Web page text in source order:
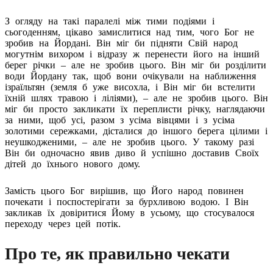
З огляду на такі паралелі між тими подіями і
сьогоденням, цікаво замислитися над тим, чого Бог не
зробив на Йордані. Він міг би підняти Свій народ
могутнім вихором і відразу ж перенести його на інший
берег річки – але не зробив цього. Він міг би розділити
води Йордану так, щоб вони очікували на наближення
ізраїльтян (земля б уже висохла, і Він міг би встелити
їхній шлях травою і ліліями), – але не зробив цього. Він
міг би просто закликати їх переплисти річку, наглядаючи
за ними, щоб усі, разом з усіма вівцями і з усіма
золотими сережками, дісталися до іншого берега цілими і
неушкодженими, – але не зробив цього. У такому разі
Він би одночасно явив диво й успішно доставив Своїх
дітей до їхнього нового дому.
Замість цього Бог вирішив, що Його народ повинен
почекати і поспостерігати за бурхливою водою. І Він
закликав їх довіритися Йому в усьому, що стосувалося
переходу через цей потік.
Про те, як правильно чекати